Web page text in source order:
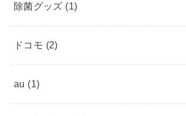
除菌グッズ (1)
ドコモ (2)
au (1)